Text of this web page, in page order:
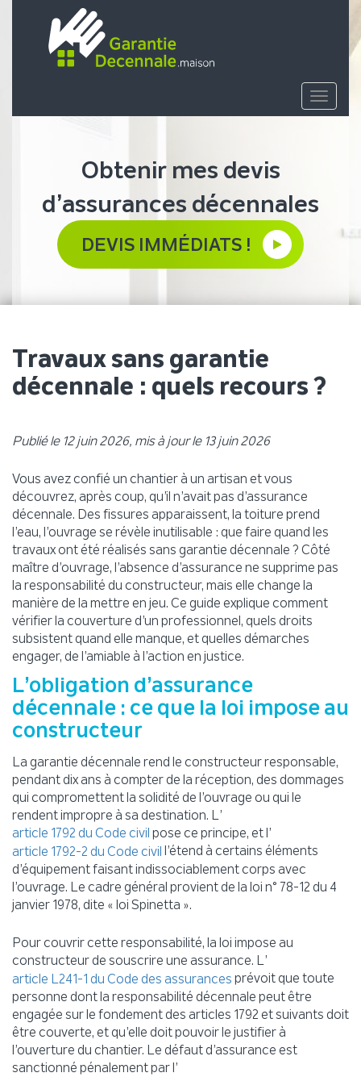
Toggle
Obtenir mes devis
d’assurances décennales
DEVIS IMMÉDIATS !
Travaux sans garantie
décennale : quels recours ?
Publié le 12 juin 2026, mis à jour le 13 juin 2026
Vous avez confié un chantier à un artisan et vous
découvrez, après coup, qu’il n’avait pas d’assurance
décennale. Des fissures apparaissent, la toiture prend
l’eau, l’ouvrage se révèle inutilisable : que faire quand les
travaux ont été réalisés sans garantie décennale ? Côté
maître d’ouvrage, l’absence d’assurance ne supprime pas
la responsabilité du constructeur, mais elle change la
manière de la mettre en jeu. Ce guide explique comment
vérifier la couverture d’un professionnel, quels droits
subsistent quand elle manque, et quelles démarches
engager, de l’amiable à l’action en justice.
L’obligation d’assurance
décennale : ce que la loi impose au
constructeur
La garantie décennale rend le constructeur responsable,
pendant dix ans à compter de la réception, des dommages
qui compromettent la solidité de l’ouvrage ou qui le
rendent impropre à sa destination. L’
article 1792 du Code civil pose ce principe, et l’
article 1792-2 du Code civil l’étend à certains éléments
d’équipement faisant indissociablement corps avec
l’ouvrage. Le cadre général provient de la loi n° 78-12 du 4
janvier 1978, dite « loi Spinetta ».
Pour couvrir cette responsabilité, la loi impose au
constructeur de souscrire une assurance. L’
article L241-1 du Code des assurances prévoit que toute
personne dont la responsabilité décennale peut être
engagée sur le fondement des articles 1792 et suivants doit
être couverte, et qu’elle doit pouvoir le justifier à
l’ouverture du chantier. Le défaut d’assurance est
sanctionné pénalement par l’